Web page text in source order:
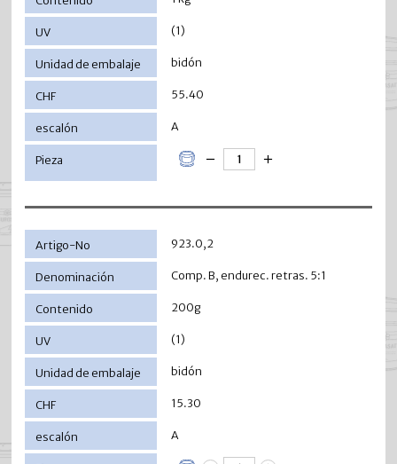
(1)
bidón
55.40
A
923.0,2
Comp. B, endurec. retras. 5:1
200g
(1)
bidón
15.30
A